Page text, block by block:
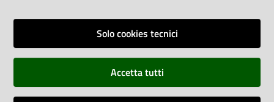
Fatturazione Elettronica
Richiesta Patrocinio
Solo cookies tecnici
Accetta tutti